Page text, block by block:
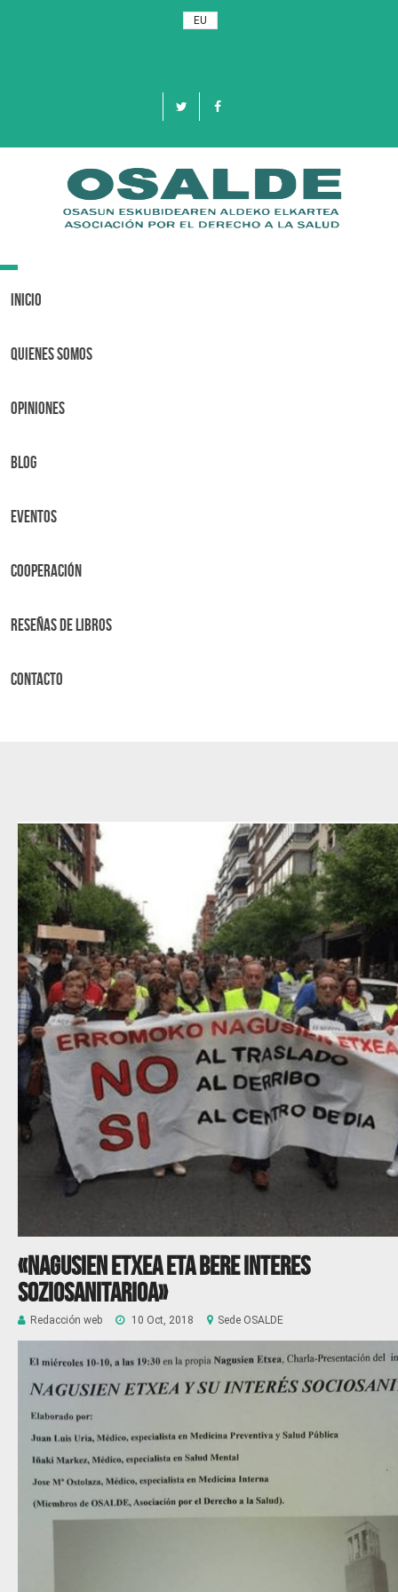
EU
Toggle
Inicio
Quienes Somos
OPINIONES
BLOG
Eventos
Cooperación
Reseñas de libros
Contacto
«Nagusien etxea eta bere interes
soziosanitarioa»
Redacción web 10 Oct, 2018 Sede OSALDE